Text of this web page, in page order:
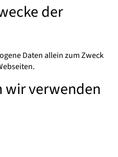
der
Daten allein zum Zweck
wir verwenden